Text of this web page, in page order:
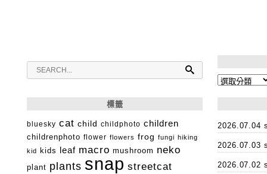
分
標籤
bluesky cat child childphoto children
childrenphoto flower flowers frog fungi hiking
kid
kids leaf macro mushroom neko
plant plants snap streetcat
2026.07.04
2026.07.03
2026.07.02